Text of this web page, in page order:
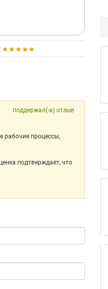
поддержал(-а) отзыв
рабочие процессы,
подтверждает, что